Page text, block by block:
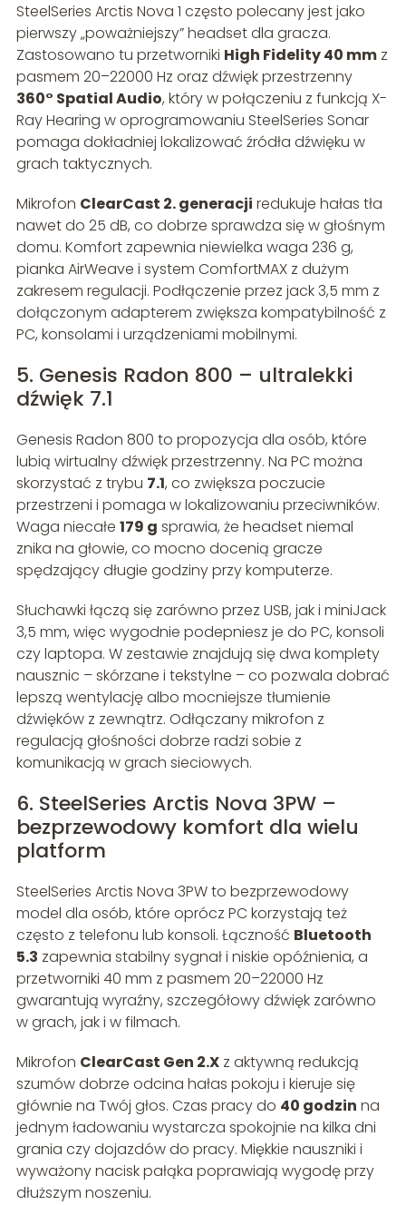
SteelSeries Arctis Nova 1 często polecany jest jako
pierwszy „poważniejszy” headset dla gracza.
Zastosowano tu przetworniki High Fidelity 40 mmz
pasmem 20–22000 Hz oraz dźwięk przestrzenny
360° Spatial Audio, który w połączeniu z funkcją X-
Ray Hearing w oprogramowaniu SteelSeries Sonar
pomaga dokładniej lokalizować źródła dźwięku w
grach taktycznych.
Mikrofon ClearCast 2. generacji redukuje hałas tła
nawet do 25 dB, co dobrze sprawdza się w głośnym
domu. Komfort zapewnia niewielka waga 236 g,
pianka AirWeave i system ComfortMAX z dużym
zakresem regulacji. Podłączenie przez jack 3,5 mm z
dołączonym adapterem zwiększa kompatybilność z
PC, konsolami i urządzeniami mobilnymi.
5. Genesis Radon 800 – ultralekki
dźwięk 7.1
Genesis Radon 800 to propozycja dla osób, które
lubią wirtualny dźwięk przestrzenny. Na PC można
skorzystać z trybu 7.1, co zwiększa poczucie
przestrzeni i pomaga w lokalizowaniu przeciwników.
Waga niecałe 179 g sprawia, że headset niemal
znika na głowie, co mocno docenią gracze
spędzający długie godziny przy komputerze.
Słuchawki łączą się zarówno przez USB, jak i miniJack
3,5 mm, więc wygodnie podepniesz je do PC, konsoli
czy laptopa. W zestawie znajdują się dwa komplety
nausznic – skórzane i tekstylne – co pozwala dobrać
lepszą wentylację albo mocniejsze tłumienie
dźwięków z zewnątrz. Odłączany mikrofon z
regulacją głośności dobrze radzi sobie z
komunikacją w grach sieciowych.
6. SteelSeries Arctis Nova 3PW –
bezprzewodowy komfort dla wielu
platform
SteelSeries Arctis Nova 3PW to bezprzewodowy
model dla osób, które oprócz PC korzystają też
często z telefonu lub konsoli. Łączność Bluetooth
5.3 zapewnia stabilny sygnał i niskie opóźnienia, a
przetworniki 40 mm z pasmem 20–22000 Hz
gwarantują wyraźny, szczegółowy dźwięk zarówno
w grach, jak i w filmach.
Mikrofon ClearCast Gen 2.Xz aktywną redukcją
szumów dobrze odcina hałas pokoju i kieruje się
głównie na Twój głos. Czas pracy do 40 godzin na
jednym ładowaniu wystarcza spokojnie na kilka dni
grania czy dojazdów do pracy. Miękkie nauszniki i
wyważony nacisk pałąka poprawiają wygodę przy
dłuższym noszeniu.